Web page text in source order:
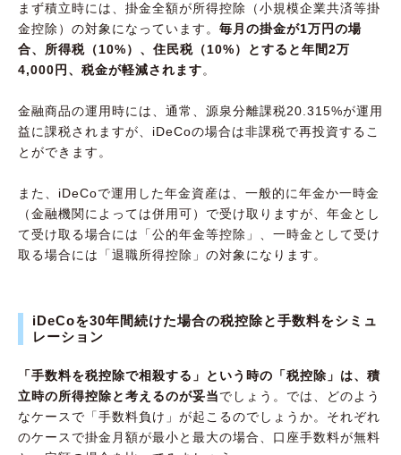
まず積立時には、掛金全額が所得控除（小規模企業共済等掛
金控除）の対象になっています。 毎月の掛金が1万円の場
合、所得税（10%）、住民税（10%）とすると年間2万
4,000円、税金が軽減されます。
金融商品の運用時には、通常、源泉分離課税20.315%が運用
益に課税されますが、iDeCoの場合は非課税で再投資するこ
とができます。
また、iDeCoで運用した年金資産は、一般的に年金か一時金
（金融機関によっては併用可）で受け取りますが、年金とし
て受け取る場合には「公的年金等控除」、一時金として受け
取る場合には「退職所得控除」の対象になります。
iDeCoを30年間続けた場合の税控除と手数料をシミュ
レーション
「手数料を税控除で相殺する」という時の「税控除」は、積
立時の所得控除と考えるのが妥当でしょう。では、どのよう
なケースで「手数料負け」が起こるのでしょうか。それぞれ
のケースで掛金月額が最小と最大の場合、口座手数料が無料